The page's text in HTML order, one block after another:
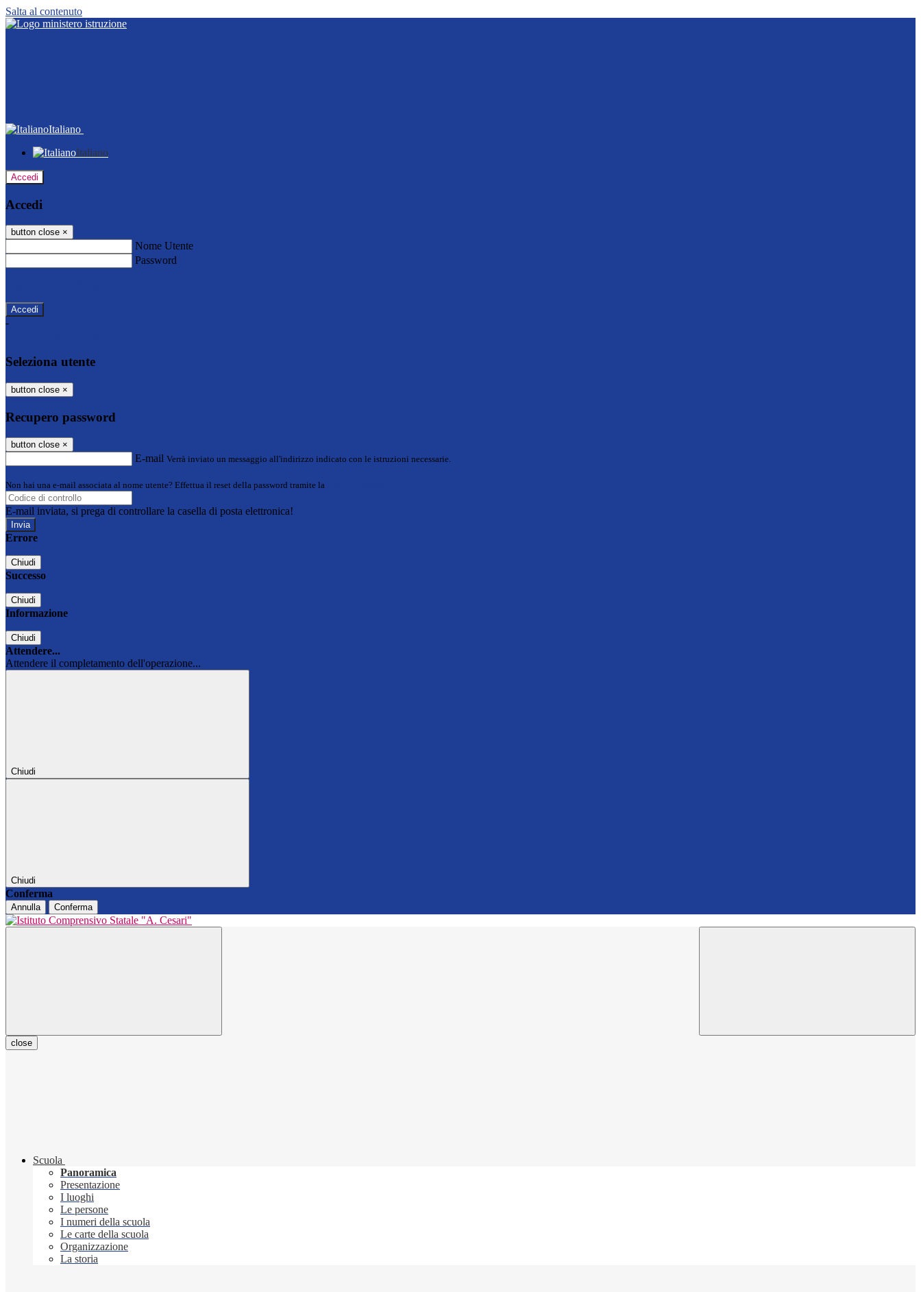
Salta al contenuto
Italiano
Italiano
Accedi
Accedi
button close ×
Nome Utente
Password
-
Seleziona utente
button close ×
Recupero password
button close ×
E-mail Verrà inviato un messaggio all'indirizzo indicato con le istruzioni necessarie.
Non hai una e-mail associata al nome utente? Effettua il reset della password tramite la
E-mail inviata, si prega di controllare la casella di posta elettronica!
Errore
Chiudi
Successo
Chiudi
Informazione
Chiudi
Attendere...
Attendere il completamento dell'operazione...
Chiudi
Chiudi
Conferma
Annulla Conferma
close
Scuola
Panoramica
Presentazione
I luoghi
Le persone
I numeri della scuola
Le carte della scuola
Organizzazione
La storia